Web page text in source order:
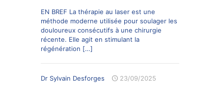
EN BREF La thérapie au laser est une
méthode moderne utilisée pour soulager les
douloureux consécutifs à une chirurgie
récente. Elle agit en stimulant la
régénération […]
Dr Sylvain Desforges 23/09/2025